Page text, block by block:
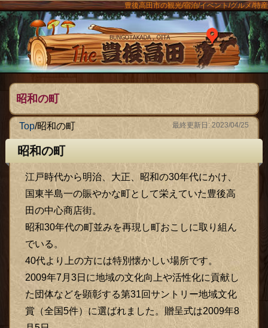
豊後高田市の観光/宿泊/イベント/グルメ/特産
The豊後
昭和の町
Top/昭和の町 最終更新日: 2023/04/25
昭和の町
江戸時代から明治、大正、昭和の30年代にかけ、
国東半島一の賑やかな町として栄えていた豊後高
田の中心商店街。
昭和30年代の町並みを再現し町おこしに取り組ん
でいる。
40代より上の方には特別懐かしい場所です。
2009年7月3日に地域の文化向上や活性化に貢献し
た団体などを顕彰する第31回サントリー地域文化
賞（全国5件）に選ばれました。贈呈式は2009年8
メニュー